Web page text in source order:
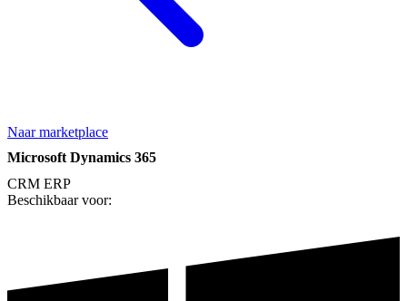
Naar marketplace
Microsoft Dynamics 365
CRM ERP
Beschikbaar voor: